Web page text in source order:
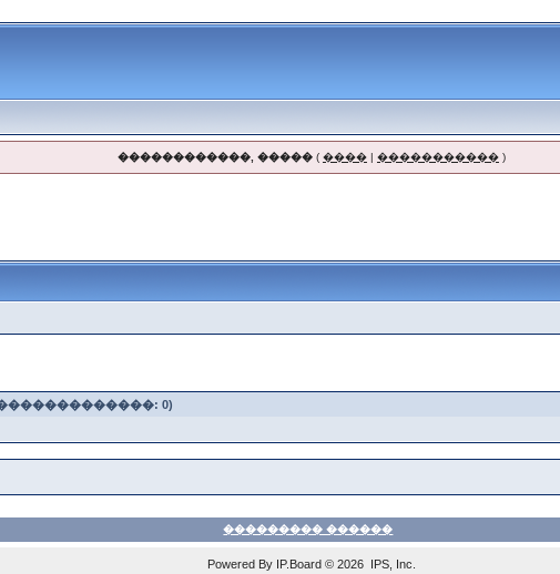
������������, �����( ����| �����������)
0)
��������� ������
Powered By IP.Board © 2026 IPS, Inc.